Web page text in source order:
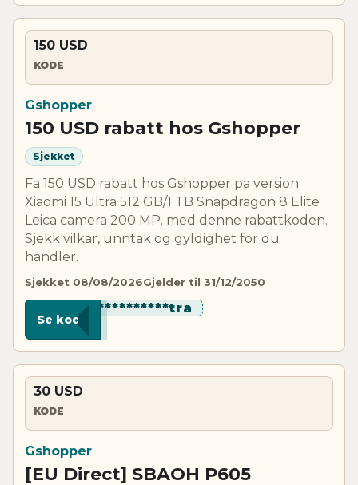
150 USD
KODE
Gshopper
150 USD rabatt hos Gshopper
Sjekket
Fa 150 USD rabatt hos Gshopper pa version
Xiaomi 15 Ultra 512 GB/1 TB Snapdragon 8 Elite
Leica camera 200 MP. med denne rabattkoden.
Sjekk vilkar, unntak og gyldighet for du
handler.
Sjekket 08/08/2026Gjelder til 31/12/2050
************tra
Se kode
30 USD
KODE
Gshopper
[EU Direct] SBAOH P605